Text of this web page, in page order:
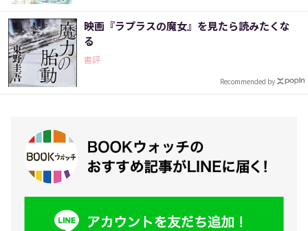
映画『ラプラスの魔女』を見たら読みたくな
る
書評
Recommended by